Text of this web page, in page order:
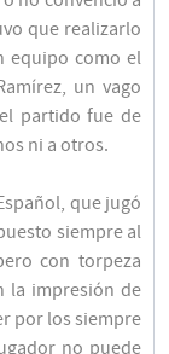
que realizarlo
equipo como el
un vago
partido fue de
ni a otros.
que jugó
siempre al
con torpeza
la impresión de
por los siempre
no puede